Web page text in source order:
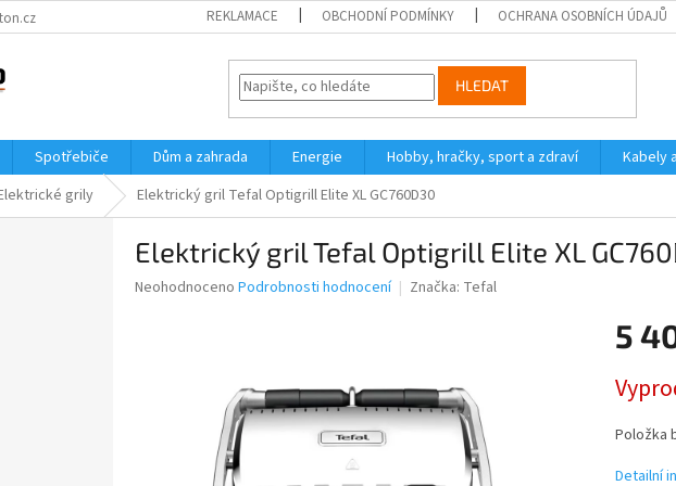
REKLAMACE OBCHODNÍ PODMÍNKY OCHRANA OSOBNÍCH ÚDAJŮ
HLEDAT
Spotřebiče Dům a zahrada Energie Hobby, hračky, sport a zdraví Kabely
grily Elektrický gril Tefal Optigrill Elite XL GC760D30
Elektrický gril Tefal Optigrill Elite XL
Průměrné
Neohodnoceno Podrobnosti hodnocení Značka: Tefal
5
cena:
Položka
Detailní